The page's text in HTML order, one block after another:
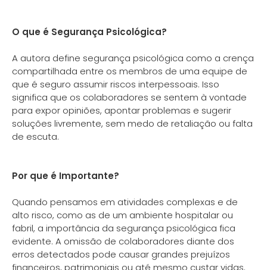
O que é Segurança Psicológica?
A autora define segurança psicológica como a crença
compartilhada entre os membros de uma equipe de
que é seguro assumir riscos interpessoais. Isso
significa que os colaboradores se sentem à vontade
para expor opiniões, apontar problemas e sugerir
soluções livremente, sem medo de retaliação ou falta
de escuta.
Por que é Importante?
Quando pensamos em atividades complexas e de
alto risco, como as de um ambiente hospitalar ou
fabril, a importância da segurança psicológica fica
evidente. A omissão de colaboradores diante dos
erros detectados pode causar grandes prejuízos